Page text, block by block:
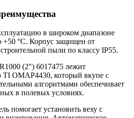
в широком диапазоне
+50 °C. Корпус защищен от
пыли по классу IP55.
(2") 6017475 лежит
TI OMAP4430, который вкупе с
алгоритмами обеспечивает
в полевых условиях.
помогает установить веху с